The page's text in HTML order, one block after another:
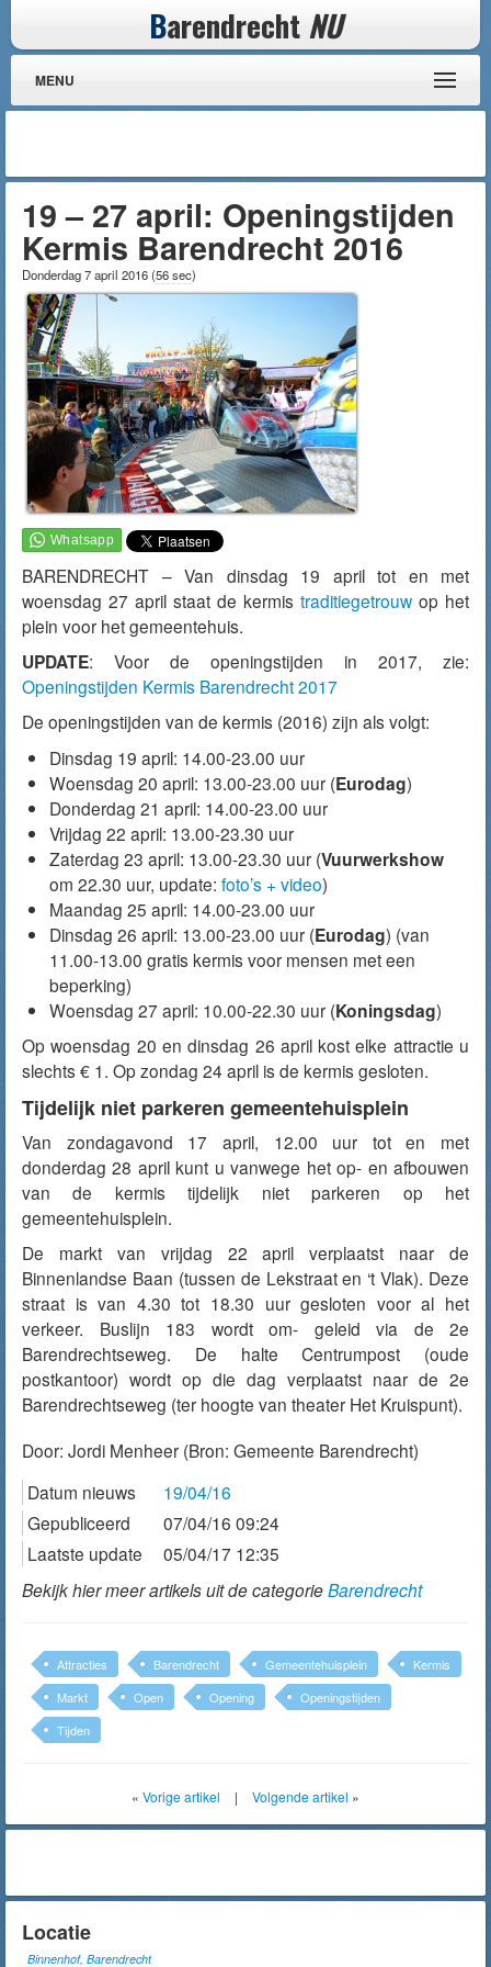
Barendrecht NU
MENU
19 – 27 april: Openingstijden
Kermis Barendrecht 2016
Donderdag 7 april 2016(56 sec)
BARENDRECHT – Van dinsdag 19 april tot en met
woensdag 27 april staat de kermis traditiegetrouw op het
plein voor het gemeentehuis.
UPDATE: Voor de openingstijden in 2017, zie:
Openingstijden Kermis Barendrecht 2017
De openingstijden van de kermis (2016) zijn als volgt:
Dinsdag 19 april: 14.00-23.00 uur
Woensdag 20 april: 13.00-23.00 uur (Eurodag)
Donderdag 21 april: 14.00-23.00 uur
Vrijdag 22 april: 13.00-23.30 uur
Zaterdag 23 april: 13.00-23.30 uur (Vuurwerkshow
om 22.30 uur, update: foto’s + video)
Maandag 25 april: 14.00-23.00 uur
Dinsdag 26 april: 13.00-23.00 uur (Eurodag) (van
11.00-13.00 gratis kermis voor mensen met een
beperking)
Woensdag 27 april: 10.00-22.30 uur (Koningsdag)
Op woensdag 20 en dinsdag 26 april kost elke attractie u
slechts € 1. Op zondag 24 april is de kermis gesloten.
Tijdelijk niet parkeren gemeentehuisplein
Van zondagavond 17 april, 12.00 uur tot en met
donderdag 28 april kunt u vanwege het op- en afbouwen
van de kermis tijdelijk niet parkeren op het
gemeentehuisplein.
De markt van vrijdag 22 april verplaatst naar de
Binnenlandse Baan (tussen de Lekstraat en ‘t Vlak). Deze
straat is van 4.30 tot 18.30 uur gesloten voor al het
verkeer. Buslijn 183 wordt om- geleid via de 2e
Barendrechtseweg. De halte Centrumpost (oude
postkantoor) wordt op die dag verplaatst naar de 2e
Barendrechtseweg (ter hoogte van theater Het Kruispunt).
Door: Jordi Menheer (Bron: Gemeente Barendrecht)
Datum nieuws
19/04/16
Gepubliceerd
07/04/16 09:24
Laatste update
05/04/17 12:35
Bekijk hier meer artikels uit de categorieBarendrecht
Attracties Barendrecht Gemeentehuisplein
Kermis
Markt
Open Opening
Openingstijden
Tijden
« Vorige artikel | Volgende artikel »
Locatie
Binnenhof, Barendrecht